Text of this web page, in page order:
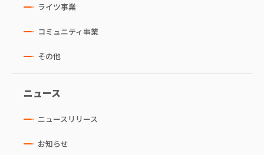
ライツ事業
コミュニティ事業
その他
ニュース
ニュースリリース
お知らせ